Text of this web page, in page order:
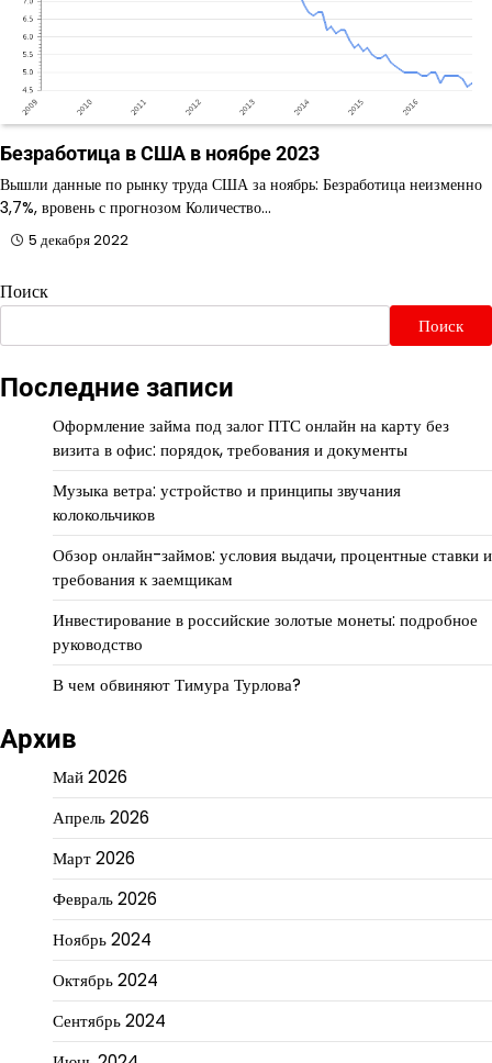
Безработица в США в ноябре 2023
Вышли данные по рынку труда США за ноябрь: Безработица неизменно
3,7%, вровень с прогнозом Количество…
5 декабря 2022
Поиск
Поиск
Последние записи
Оформление займа под залог ПТС онлайн на карту без
визита в офис: порядок, требования и документы
Музыка ветра: устройство и принципы звучания
колокольчиков
Обзор онлайн-займов: условия выдачи, процентные ставки и
требования к заемщикам
Инвестирование в российские золотые монеты: подробное
руководство
В чем обвиняют Тимура Турлова?
Архив
Май 2026
Апрель 2026
Март 2026
Февраль 2026
Ноябрь 2024
Октябрь 2024
Сентябрь 2024